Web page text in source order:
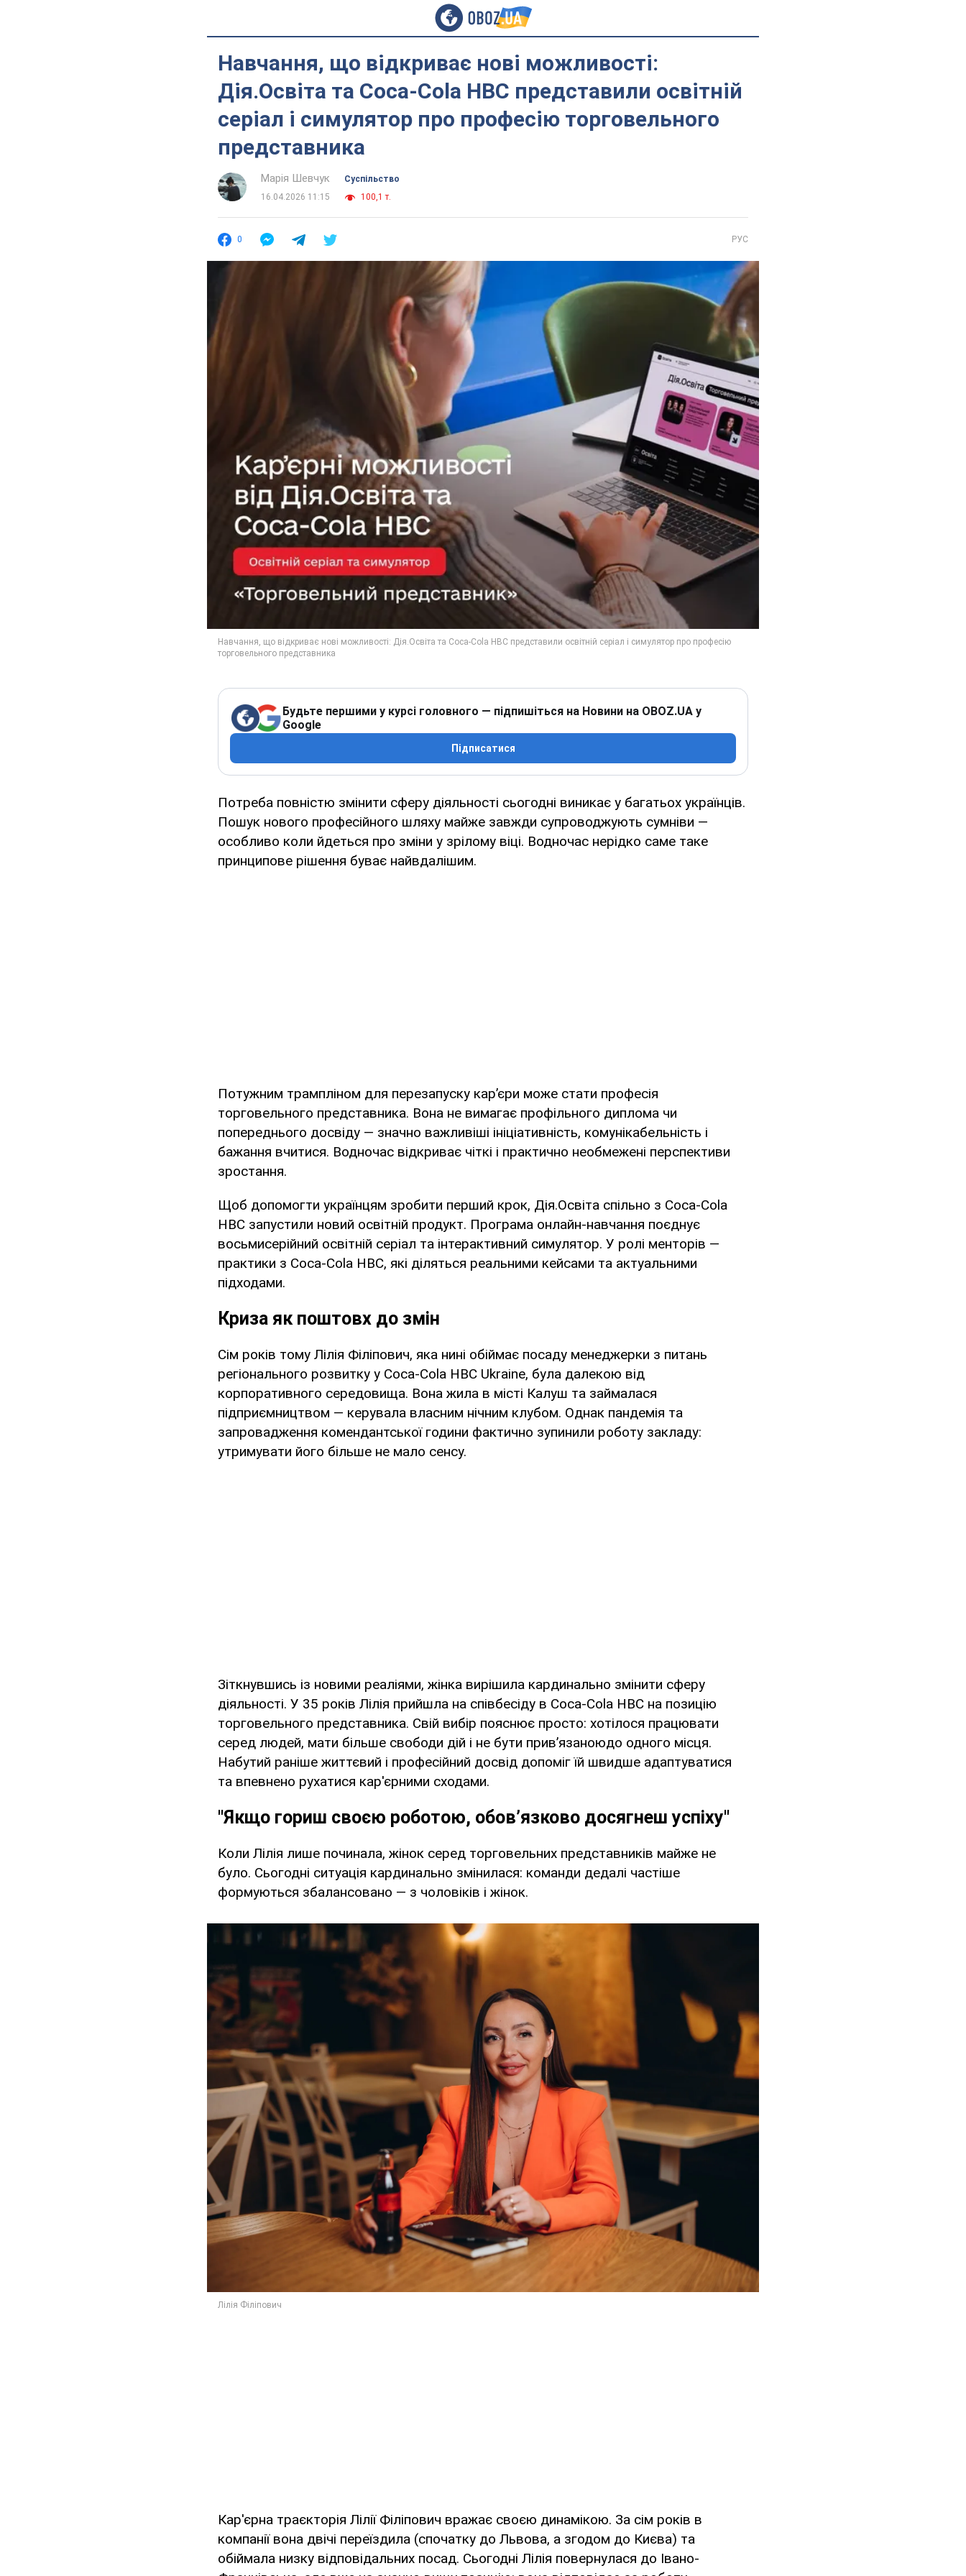
Навчання, що відкриває нові можливості:
Дія.Освіта та Coca-Cola HBC представили освітній
серіал і симулятор про професію торговельного
представника
Марія Шевчук
Суспільство
16.04.2026 11:15
100,1 т.
0 РУС
Будьте першими у курсі головного — підпишіться на Новини на OBOZ.UA у
Google
Підписатися
Потреба повністю змінити сферу діяльності сьогодні виникає у багатьох українців.
Пошук нового професійного шляху майже завжди супроводжують сумніви —
особливо коли йдеться про зміни у зрілому віці. Водночас нерідко саме таке
принципове рішення буває найвдалішим.
Потужним трампліном для перезапуску кар’єри може стати професія
торговельного представника. Вона не вимагає профільного диплома чи
попереднього досвіду — значно важливіші ініціативність, комунікабельність і
бажання вчитися. Водночас відкриває чіткі і практично необмежені перспективи
зростання.
Щоб допомогти українцям зробити перший крок, Дія.Освіта спільно з Coca-Cola
HBC запустили новий освітній продукт. Програма онлайн-навчання поєднує
восьмисерійний освітній серіал та інтерактивний симулятор. У ролі менторів —
практики з Coca-Cola HBC, які діляться реальними кейсами та актуальними
підходами.
Криза як поштовх до змін
Сім років тому Лілія Філіпович, яка нині обіймає посаду менеджерки з питань
регіонального розвитку у Coca-Cola HBC Ukraine, була далекою від
корпоративного середовища. Вона жила в місті Калуш та займалася
підприємництвом — керувала власним нічним клубом. Однак пандемія та
запровадження комендантської години фактично зупинили роботу закладу:
утримувати його більше не мало сенсу.
Зіткнувшись із новими реаліями, жінка вирішила кардинально змінити сферу
діяльності. У 35 років Лілія прийшла на співбесіду в Coca-Cola HBC на позицію
торговельного представника. Свій вибір пояснює просто: хотілося працювати
серед людей, мати більше свободи дій і не бути прив’язаноюдо одного місця.
Набутий раніше життєвий і професійний досвід допоміг їй швидше адаптуватися
та впевнено рухатися кар'єрними сходами.
"Якщо гориш своєю роботою, обов’язково досягнеш успіху"
Коли Лілія лише починала, жінок серед торговельних представників майже не
було. Сьогодні ситуація кардинально змінилася: команди дедалі частіше
формуються збалансовано — з чоловіків і жінок.
Кар'єрна траєкторія Лілії Філіпович вражає своєю динамікою. За сім років в
компанії вона двічі переїздила (спочатку до Львова, а згодом до Києва) та
обіймала низку відповідальних посад. Сьогодні Лілія повернулася до Івано-